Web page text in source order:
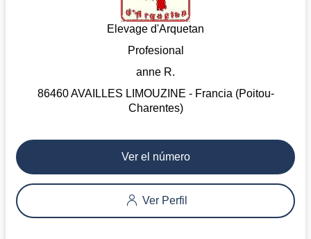
Elevage d'Arquetan
Profesional
anne R.
86460 AVAILLES LIMOUZINE - Francia (Poitou-
Charentes)
Ver el número
Ver Perfil